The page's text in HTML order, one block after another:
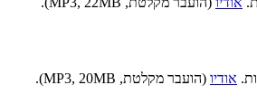
אודיו (הועבר מקלטת, MP3, 20MB).